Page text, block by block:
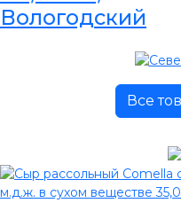
Вологодский
Все